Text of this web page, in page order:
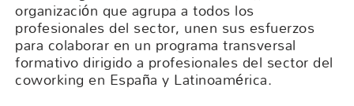
organización que agrupa a todos los
profesionales del sector, unen sus esfuerzos
para colaborar en un programa transversal
formativo dirigido a profesionales del sector del
coworking en España y Latinoamérica.